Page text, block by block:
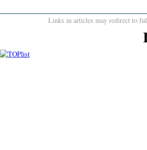
Links in articles may redirect to